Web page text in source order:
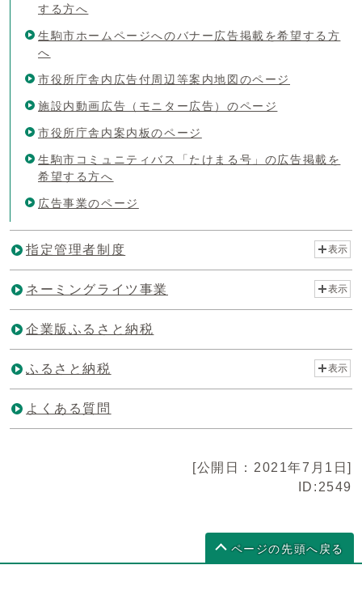
する方へ
生駒市ホームページへのバナー広告掲載を希望する方
へ
市役所庁舎内広告付周辺等案内地図のページ
施設内動画広告（モニター広告）のページ
市役所庁舎内案内板のページ
生駒市コミュニティバス「たけまる号」の広告掲載を
希望する方へ
広告事業のページ
指定管理者制度 表示
ネーミングライツ事業 表示
企業版ふるさと納税
ふるさと納税 表示
よくある質問
[公開日：2021年7月1日]
ID:2549
ページの先頭へ戻る